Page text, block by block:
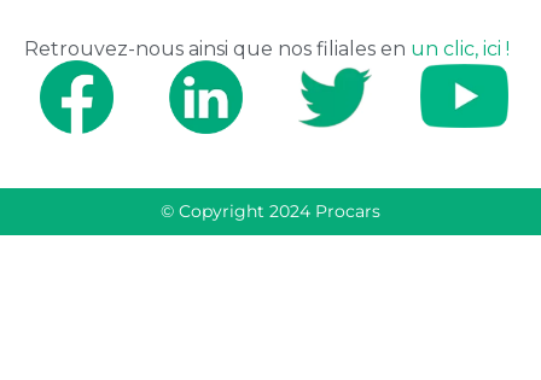
© Copyright 2024 Procars
Retrouvez-nous ainsi que nos filiales en un clic, ici !